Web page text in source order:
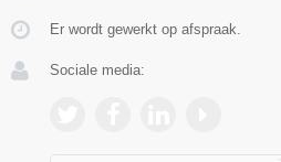
Er wordt gewerkt op afspraak.
Sociale media: